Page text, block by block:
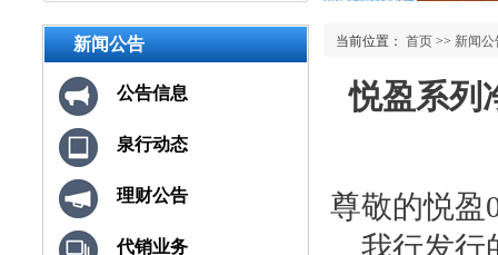
新闻公告
公告信息
泉行动态
理财公告
代销业务
当前位置： 首页 >> 新闻公
悦盈系列
尊敬的悦盈
我行发行